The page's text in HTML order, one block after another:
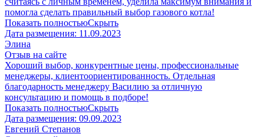
помогла сделать правильный выбор газового котла!
Показать полностьюСкрыть
Дата размещения: 11.09.2023
Элина
Отзыв на сайте
Хороший выбор, конкурентные цены, профессиональные
менеджеры, клиентоориентированность. Отдельная
благодарность менеджеру Василию за отличную
консультацию и помощь в подборе!
Показать полностьюСкрыть
Дата размещения: 09.09.2023
Евгений Степанов